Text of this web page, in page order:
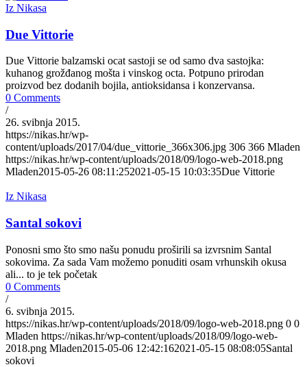
Iz Nikasa
Due Vittorie
Due Vittorie balzamski ocat sastoji se od samo dva sastojka:
kuhanog grožđanog mošta i vinskog octa. Potpuno prirodan
proizvod bez dodanih bojila, antioksidansa i konzervansa.
0 Comments
/
26. svibnja 2015.
https://nikas.hr/wp-
content/uploads/2017/04/due_vittorie_366x306.jpg 306 366 Mladen
https://nikas.hr/wp-content/uploads/2018/09/logo-web-2018.png
Mladen2015-05-26 08:11:252021-05-15 10:03:35Due Vittorie
Iz Nikasa
Santal sokovi
Ponosni smo što smo našu ponudu proširili sa izvrsnim Santal
sokovima. Za sada Vam možemo ponuditi osam vrhunskih okusa
ali... to je tek početak
0 Comments
/
6. svibnja 2015.
https://nikas.hr/wp-content/uploads/2018/09/logo-web-2018.png 0 0
Mladen https://nikas.hr/wp-content/uploads/2018/09/logo-web-
2018.png Mladen2015-05-06 12:42:162021-05-15 08:08:05Santal
sokovi